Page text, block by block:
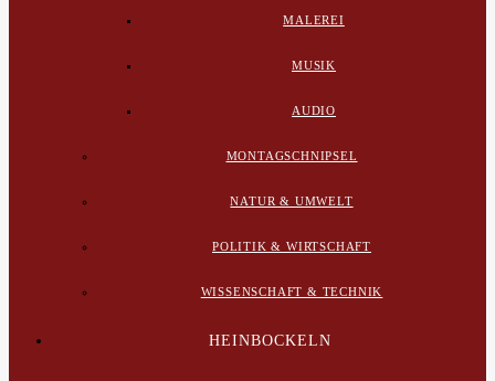
MALEREI
MUSIK
AUDIO
MONTAGSCHNIPSEL
NATUR & UMWELT
POLITIK & WIRTSCHAFT
WISSENSCHAFT & TECHNIK
HEINBOCKELN